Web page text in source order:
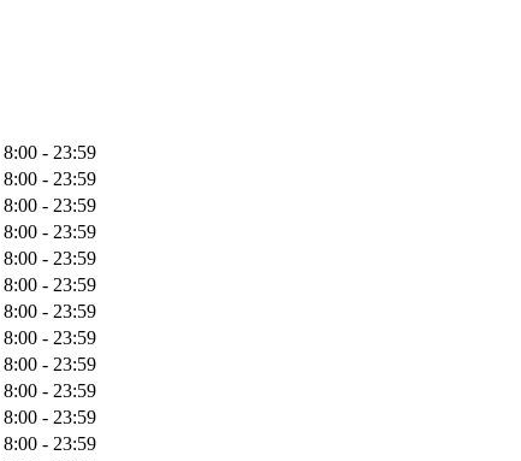
8:00 - 23:59
8:00 - 23:59
8:00 - 23:59
8:00 - 23:59
8:00 - 23:59
8:00 - 23:59
8:00 - 23:59
8:00 - 23:59
8:00 - 23:59
8:00 - 23:59
8:00 - 23:59
8:00 - 23:59